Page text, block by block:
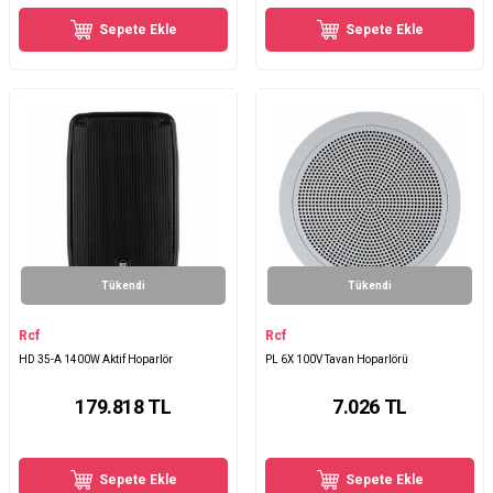
Sepete Ekle Sepete Ekle
Tükendi
Rcf
HD 35-A 1400W Aktif Hoparlör
179.818TL
Sepete Ekle
Tükendi
Rcf
PL 6X 100V Tavan Hoparlörü
7.026 TL
Sepete Ekle